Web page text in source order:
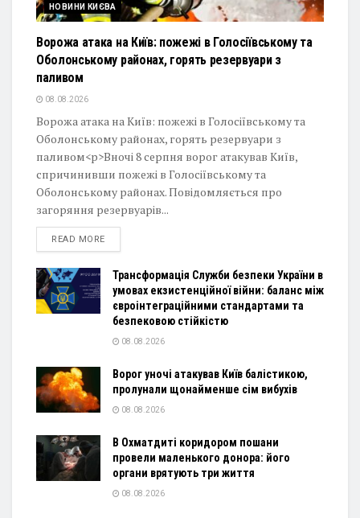
НОВИНИ КИЄВА
Ворожа атака на Київ: пожежі в Голосіївському та
Оболонському районах, горять резервуари з
паливом
08.08.2026
Ворожа атака на Київ: пожежі в Голосіївському та
Оболонському районах, горять резервуари з
паливом<p>Вночі 8 серпня ворог атакував Київ,
спричинивши пожежі в Голосіївському та
Оболонському районах. Повідомляється про
загоряння резервуарів...
READ MOREDETAILS
Трансформація Служби безпеки України в
умовах екзистенційної війни: баланс між
євроінтеграційними стандартами та
безпековою стійкістю
08.08.2026
Ворог уночі атакував Київ балістикою,
пролунали щонайменше сім вибухів
08.08.2026
В Охматдиті коридором пошани
провели маленького донора: його
органи врятують три життя
08.08.2026